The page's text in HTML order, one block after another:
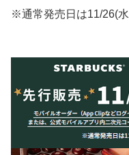
※通常発売日は11/26(水